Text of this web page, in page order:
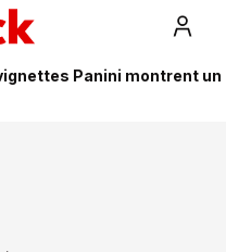
Panini montrent